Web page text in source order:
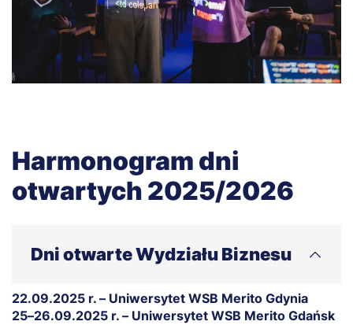
Harmonogram dni
otwartych 2025/2026
Dni otwarte Wydziału Biznesu
22.09.2025 r. – Uniwersytet WSB Merito Gdynia
25–26.09.2025 r. – Uniwersytet WSB Merito Gdańsk